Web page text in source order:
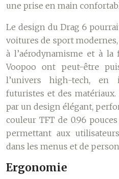
une prise en main
Le design du Drag 6
voitures de sport
à l’aérodynamisme et à
Voopoo ont peut-être
l’univers high-tech, en
futuristes et des
par un design élégant,
couleur TFT de 0.96
permettant aux
dans les menus et de
Ergonomie